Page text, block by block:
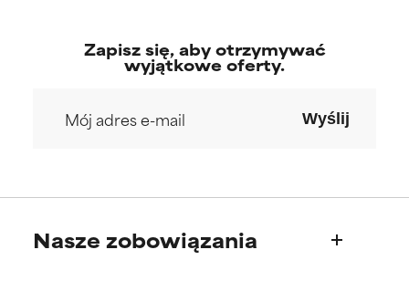
Zapisz się, aby otrzymywać
wyjątkowe oferty.
Wyślij
Nasze zobowiązania